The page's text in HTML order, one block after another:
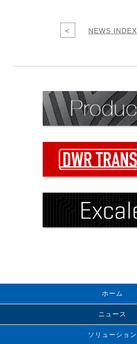
< NEWS INDEX
ホーム
ニュース
ソリューション